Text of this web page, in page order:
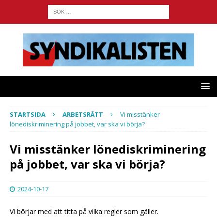
STARTSIDA ARBETSRÄTT
Vi misstänker
lönediskriminering på jobbet, var ska vi börja?
Vi misstänker lönediskriminering
på jobbet, var ska vi börja?
2024-10-17
Vi börjar med att titta på vilka regler som gäller.